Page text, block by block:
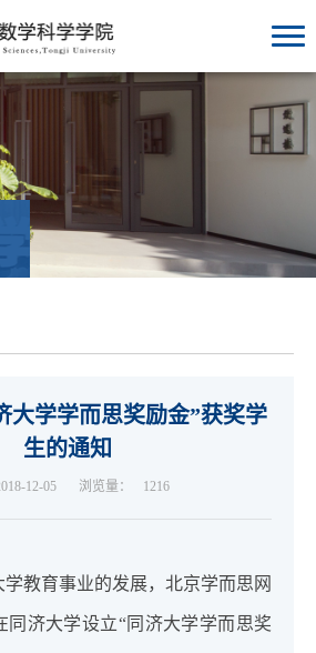
大学学而思奖励金”获奖学
生的通知
12-05 浏览量： 1216
学教育事业的发展，北京学而思网
同济大学设立“同济大学学而思奖